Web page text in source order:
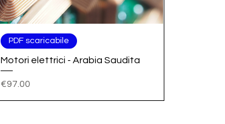
Quick View
PDF scaricabile
Motori elettrici - Arabia Saudita
Price
€97.00